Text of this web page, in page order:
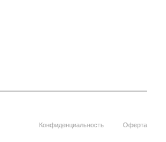
Конфиденциальность Оферта